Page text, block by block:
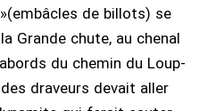
de billots) se
Grande chute, au chenal
du chemin du Loup-
draveurs devait aller